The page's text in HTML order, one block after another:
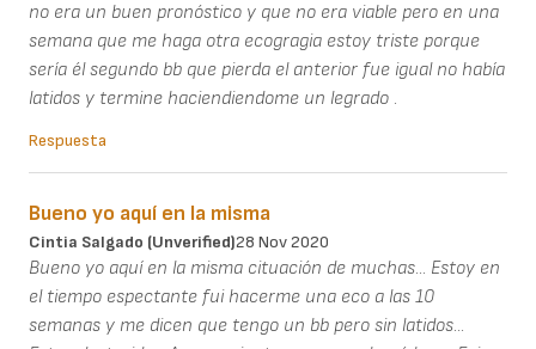
no era un buen pronóstico y que no era viable pero en una
semana que me haga otra ecogragia estoy triste porque
sería él segundo bb que pierda el anterior fue igual no había
latidos y termine haciendiendome un legrado .
Respuesta
Bueno yo aquí en la misma
Cintia Salgado (unverified)28 Nov 2020
Bueno yo aquí en la misma cituación de muchas... Estoy en
el tiempo espectante fui hacerme una eco a las 10
semanas y me dicen que tengo un bb pero sin latidos...